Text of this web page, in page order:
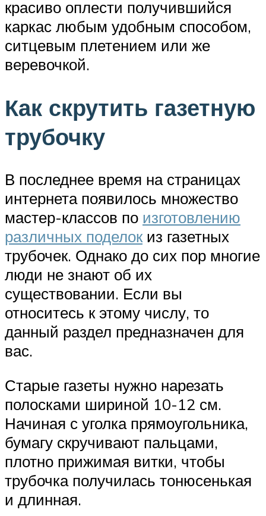
красиво оплести получившийся
каркас любым удобным способом,
ситцевым плетением или же
веревочкой.
Как скрутить газетную
трубочку
В последнее время на страницах
интернета появилось множество
мастер-классов по изготовлению
различных поделок из газетных
трубочек. Однако до сих пор многие
люди не знают об их
существовании. Если вы
относитесь к этому числу, то
данный раздел предназначен для
вас.
Старые газеты нужно нарезать
полосками шириной 10-12 см.
Начиная с уголка прямоугольника,
бумагу скручивают пальцами,
плотно прижимая витки, чтобы
трубочка получилась тонюсенькая
и длинная.